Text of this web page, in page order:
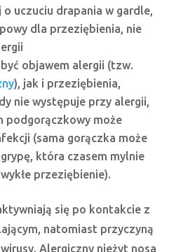
o uczuciu drapania w gardle,
dla przeziębienia, nie
objawem alergii (tzw.
), jak i przeziębienia,
nie występuje przy alergii,
podgorączkowy może
(sama gorączka może
która czasem mylnie
przeziębienie).
się po kontakcie z
natomiast przyczyną
Alergiczny nieżyt nosa